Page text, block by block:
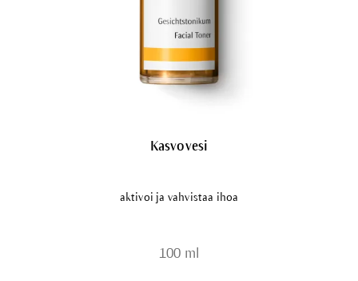
Kasvovesi
aktivoi ja vahvistaa ihoa
100 ml